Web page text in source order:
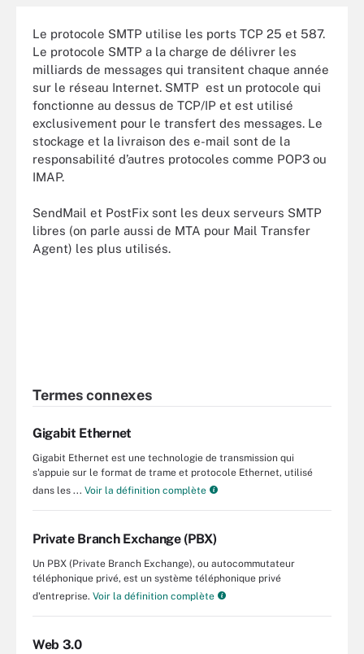
Le protocole SMTP utilise les ports TCP 25 et 587.
Le protocole SMTP a la charge de délivrer les
milliards de messages qui transitent chaque année
sur le réseau Internet. SMTP est un protocole qui
fonctionne au dessus de TCP/IP et est utilisé
exclusivement pour le transfert des messages. Le
stockage et la livraison des e-mail sont de la
responsabilité d’autres protocoles comme POP3 ou
IMAP.
SendMail et PostFix sont les deux serveurs SMTP
libres (on parle aussi de MTA pour Mail Transfer
Agent) les plus utilisés.
Termes connexes
Gigabit Ethernet
Gigabit Ethernet est une technologie de transmission qui
s'appuie sur le format de trame et protocole Ethernet, utilisé
dans les ... Voir la définition complète
Private Branch Exchange (PBX)
Un PBX (Private Branch Exchange), ou autocommutateur
téléphonique privé, est un système téléphonique privé
d'entreprise. Voir la définition complète
Web 3.0